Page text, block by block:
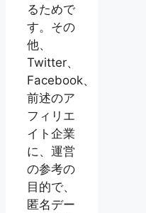
るためで
す。その
他、
Twitter、
Facebook、
前述のア
フィリエ
イト企業
に、運営
の参考の
目的で、
匿名デー